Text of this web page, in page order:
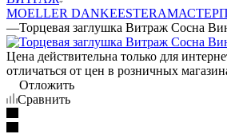
MOELLER DANKEESTERA
—Торцевая заглушка Витраж Сосна
Цена действительна только для
отличаться от цен в розничных
Отложить
Сравнить